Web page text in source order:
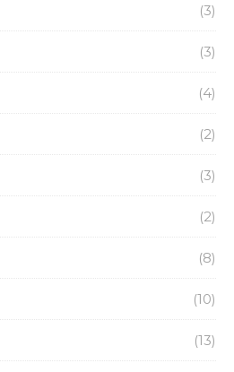
(3)
(3)
(4)
(2)
(3)
(2)
(8)
(10)
(13)